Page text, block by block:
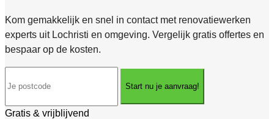
Kom gemakkelijk en snel in contact met renovatiewerken
experts uit Lochristi en omgeving. Vergelijk gratis offertes en
bespaar op de kosten.
Start nu je aanvraag!
Gratis & vrijblijvend